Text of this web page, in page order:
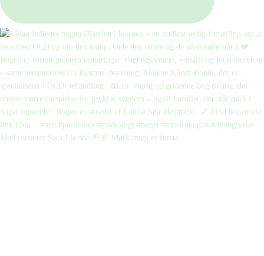
Mød forfatter Sara Ejersbo 👋🏼 Mørk magi er første